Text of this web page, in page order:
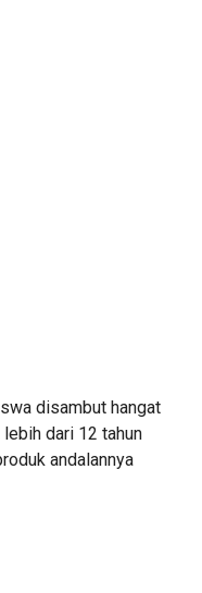
disambut hangat
dari 12 tahun
andalannya